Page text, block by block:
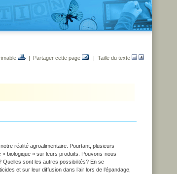
| Partager cette page | Taille du texte
notre réalité agroalimentaire. Pourtant, plusieurs
biologique » sur leurs produits. Pouvons-nous
sont les autres possibilités? En se
et sur leur diffusion dans l’air lors de l’épandage,